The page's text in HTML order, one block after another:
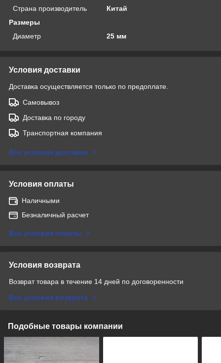
Страна производитель
Китай
Размеры
Диаметр
25 мм
Условия доставки
Доставка осуществляется только по предоплате.
Самовывоз
Доставка по городу
Транспортная компания
Все условия доставки
Условия оплаты
Наличными
Безналичный расчет
Все условия оплаты
Условия возврата
Возврат товара в течение 14 дней по договоренности
Все условия возврата
Подобные товары компании